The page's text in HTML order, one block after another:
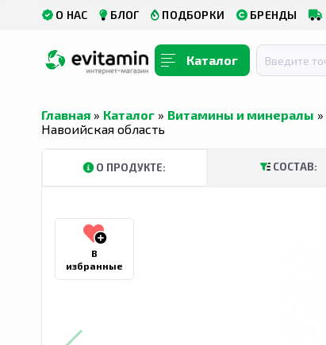
О НАС БЛОГ ПОДБОРКИ БРЕНДЫ
Каталог
Главная » Каталог » Витамины и минералы »
Навоийская область
О ПРОДУКТЕ: СОСТАВ:
В
избранные